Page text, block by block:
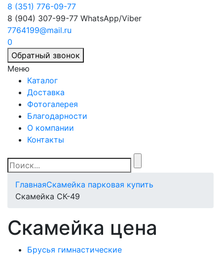
8 (351) 776-09-77
8 (904) 307-99-77 WhatsApp/Viber
7764199@mail.ru
0
Обратный звонок
Меню
Каталог
Доставка
Фотогалерея
Благодарности
О компании
Контакты
ГлавнаяСкамейка парковая купить
Скамейка СК-49
Скамейка цена
Брусья гимнастические